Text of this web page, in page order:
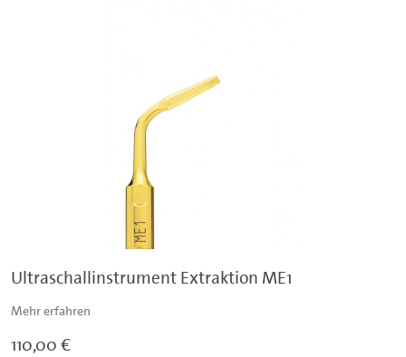
Ultraschallinstrument Extraktion ME1
Mehr erfahren
110,00 €